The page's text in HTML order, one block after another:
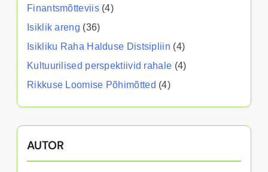
Finantsmõtteviis(4)
Isiklik areng (36)
Isikliku Raha Halduse Distsipliin (4)
Kultuurilised perspektiivid rahale (4)
Rikkuse Loomise Põhimõtted (4)
AUTOR